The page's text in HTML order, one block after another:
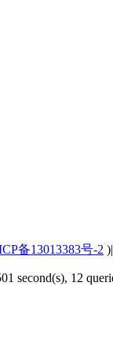
备13013383号-2 )|
second(s), 12